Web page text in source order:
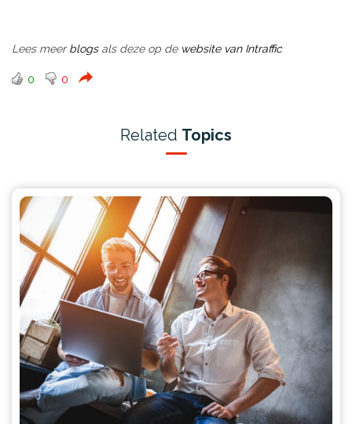
Lees meerblogsals deze op de website van Intraffic
0 0
Related Topics